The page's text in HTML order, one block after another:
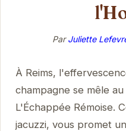
ParJuliette
À Reims,
champagne se mêle
L'Échappée Rémoise.
jacuzzi, vous promet